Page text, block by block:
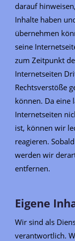
darauf
Inhalte haben
übernehmen
seine
zum Zeitpunkt
Internetseiten
Rechtsverstöße
können. Da eine
Internetseiten
ist, können wir
reagieren.
werden wir
entfernen.
Eigene
Wir sind als
verantwortlich.